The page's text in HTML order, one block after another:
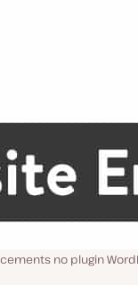
no plugin